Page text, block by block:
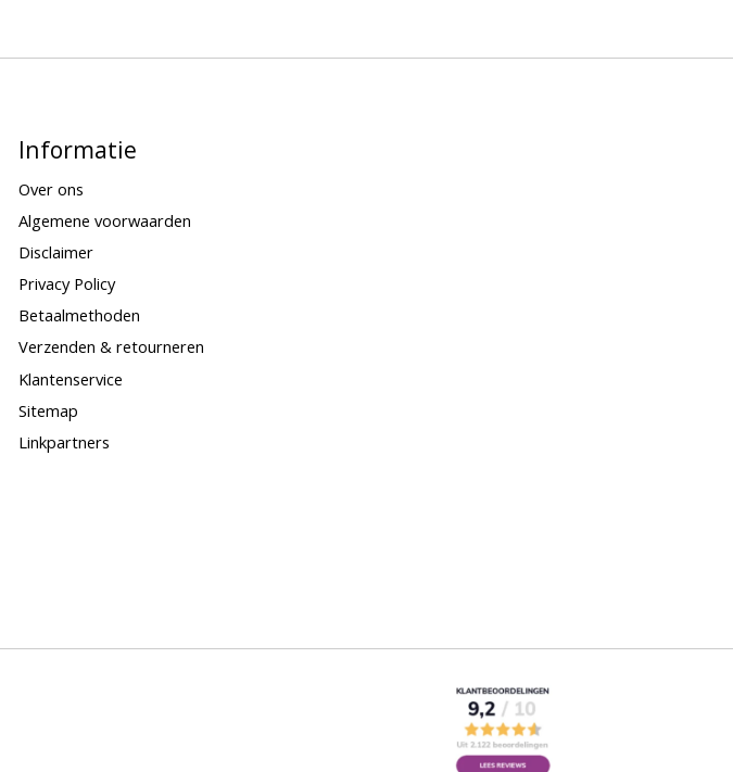
Informatie
Over ons
Algemene voorwaarden
Disclaimer
Privacy Policy
Betaalmethoden
Verzenden & retourneren
Klantenservice
Sitemap
Linkpartners